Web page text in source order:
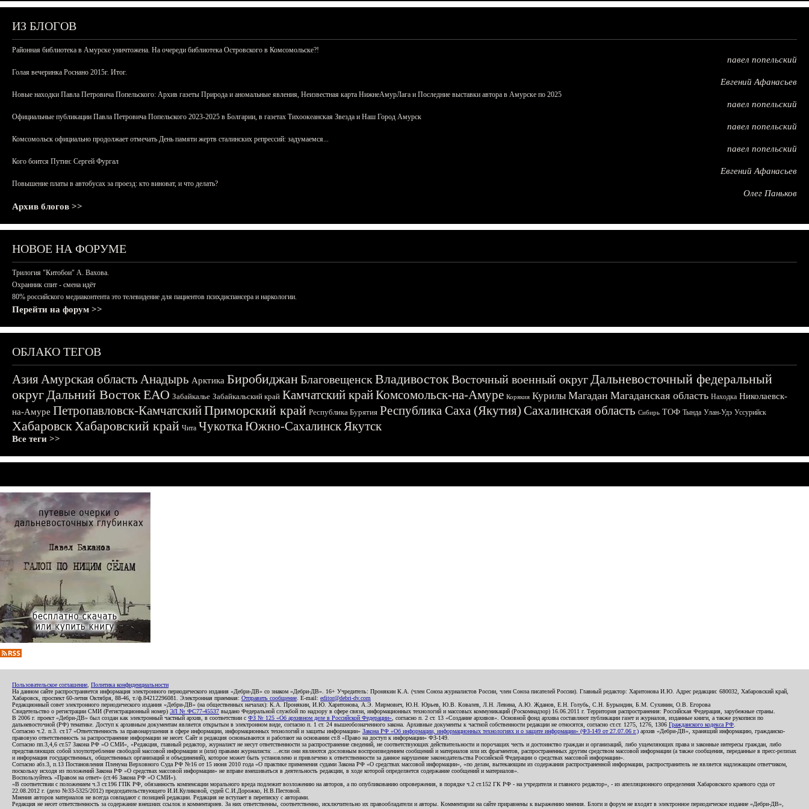
ИЗ БЛОГОВ
Районная библиотека в Амурске уничтожена. На очереди библиотека Островского в Комсомольске?!
павел попельский
Голая вечеринка Роснано 2015г. Итог.
Евгений Афанасьев
Новые находки Павла Петровича Попельского: Архив газеты Природа и аномальные явления, Неизвестная карта НижнеАмурЛага и Последние выставки автора в Амурске по 2025
павел попельский
Официальные публикации Павла Петровича Попельского 2023-2025 в Болгарии, в газетах Тихоокеанская Звезда и Наш Город Амурск
павел попельский
Комсомольск официально продолжает отмечать День памяти жертв сталинских репрессий: задумаемся...
павел попельский
Кого боится Путин: Сергей Фургал
Евгений Афанасьев
Повышение платы в автобусах за проезд: кто виноват, и что делать?
Олег Паньков
Архив блогов >>
НОВОЕ НА ФОРУМЕ
Трилогия "Китобои" А. Вахова.
Охранник спит - смена идёт
80% российского медиаконтента это телевидение для пациентов психдиспансера и наркологии.
Перейти на форум >>
ОБЛАКО ТЕГОВ
АзияАмурская область Анадырь Арктика БиробиджанБлаговещенскВладивостокВосточный военный округДальневосточный федеральный
округДальний ВостокЕАО Забайкалье Забайкальский край Камчатский крайКомсомольск-на-Амуре Корякия Курилы Магадан Магаданская область Находка Николаевск-
на-Амуре Петропавловск-КамчатскийПриморский край Республика Бурятия Республика Саха (Якутия) Сахалинская область Сибирь ТОФ Тында Улан-Удэ Уссурийск
ХабаровскХабаровский край Чита ЧукоткаЮжно-СахалинскЯкутск
Все теги >>
Пользовательское соглашение Политика конфиденциальности
На данном сайте распространяется информация электронного периодического издания «Дебри-ДВ» со знаком «Дебри-ДВ». 16+ Учредитель: Пронякин К.А. (член Союза журналистов России, член Союза писателей России). Главный редактор: Харитонова И.Ю. Адрес редакции: 680032, Хабаровский край,
Хабаровск, проспект 60-летия Октября, 88-46, т./ф.84212296081. Электронная приемная: Отправить сообщение . E-mail: editor@debri-dv.com
Редакционный совет электронного периодического издания «Дебри-ДВ» (на общественных началах): К.А. Пронякин, И.Ю. Харитонова, А.Э. Мирмович, Ю.Н. Юрьев, Ю.В. Ковалев, Л.Н. Левина, А.Ю. Жданов, Е.Н. Голубь, С.Н. Бурындин, Б.М. Сухинин, О.В. Егорова
Свидетельство о регистрации СМИ (Регистрационный номер) ЭЛ № ФС77-45537 выдано Федеральной службой по надзору в сфере связи, информационных технологий и массовых коммуникаций (Роскомнадзор) 16.06.2011 г. Территория распространения: Российская Федерация, зарубежные страны.
В 2006 г. проект «Дебри-ДВ» был создан как электронный частный архив, в соответствии с ФЗ № 125 «Об архивном деле в Российской Федерации» , согласно п. 2 ст. 13 «Создание архивов». Основной фонд архива составляют публикации газет и журналов, изданные книги, а также рукописи по
дальневосточной (РФ) тематике. Доступ к архивным документам является открытым в электронном виде, согласно п. 1 ст. 24 вышеобозначенного закона. Архивные документы к частной собственности редакции не относятся, согласно ст.ст. 1275, 1276, 1306 Гражданского кодекса РФ
Согласно ч.2. п.3. ст.17 «Ответственность за правонарушения в сфере информации, информационных технологий и защиты информации» Закона РФ «Об информации, информационных технологиях и о защите информации» (ФЗ-149 от 27.07.06 г.) архив «Дебри-ДВ», хранящий информацию, гражданско-
правовую ответственность за распространение информации не несет. Сайт и редакция основываются и работают на основании ст.8 «Право на доступ к информации» ФЗ-149.
Согласно пп.3,4,6 ст.57 Закона РФ «О СМИ», «Редакция, главный редактор, журналист не несут ответственности за распространение сведений, не соответствующих действительности и порочащих честь и достоинство граждан и организаций, либо ущемляющих права и законные интересы граждан, либо
представляющих собой злоупотребление свободой массовой информации и (или) правами журналиста: ...если они являются дословным воспроизведением сообщений и материалов или их фрагментов, распространенных другим средством массовой информации (а также сообщения, переданные в пресс-релизах
и информация государственных, общественных организаций и объединений), которое может быть установлено и привлечено к ответственности за данное нарушение законодательства Российской Федерации о средствах массовой информации».
Согласно абз.3, п.13 Постановления Пленума Верховного Суда РФ №16 от 15 июня 2010 года «О практике применения судами Закона РФ «О средствах массовой информации», «по делам, вытекающим из содержания распространенной информации, распространитель не является надлежащим ответчиком,
поскольку исходя из положений Закона РФ «О средствах массовой информации» не вправе вмешиваться в деятельность редакции, в ходе которой определяется содержание сообщений и материалов».
Воспользуйтесь «Правом на ответ» (ст.46 Закона РФ «О СМИ»).
«В соответствии с положением ч.3 ст.196 ГПК РФ, обязанность компенсации морального вреда подлежит возложению на авторов, а по опубликованию опровержения, в порядке ч.2 ст.152 ГК РФ - на учредителя и главного редактор», - из апелляционного определения Хабаровского краевого суда от
22.08.2012 г. (дело №33-5325/2012) председательствующего И.И.Куликовой, судей С.И.Дорожко, Н.В.Пестовой.
Мнения авторов материалов не всегда совпадают с позицией редакции. Редакция не вступает в переписку с авторами.
Редакция не несет ответственность за содержание внешних ссылок и комментариев. За них ответственны, соответственно, исключительно их правообладатели и авторы. Комментарии на сайте приравнены к выражению мнения. Блоги и форум не входят в электронное периодическое издание «Дебри-ДВ»,